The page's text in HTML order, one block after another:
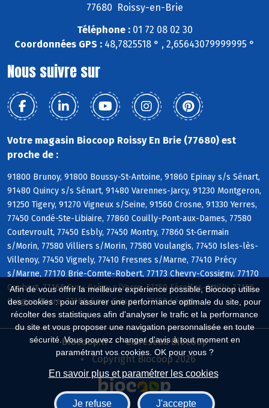
Afin de vous offrir la meilleure expérience possible, Biocoop utilise
des cookies : pour assurer une performance optimale du site, pour
récolter des statistiques afin d'analyser le trafic et la performance
du site et vous proposer une navigation personnalisée en toute
sécurité. Vous pouvez changer d'avis à tout moment en
paramétrant vos cookies. OK pour vous ?
En savoir plus et paramétrer les cookies
Je refuse J'accepte
77680 Roissy-en-Brie
Téléphone :01 72 08 02 30
Coordonnées GPS : 48,7825518 ° , 2,65643079999995 °
Nous suivre sur
Votre magasin Biocoop Roissy En Brie (77680) est
proche de :
91800 Brunoy, 91800 Boussy-St-Antoine, 91860 Epinay s/s Sénart,
91480 Quincy s/s Sénart, 91480 Varennes-Jarcy, 91230 Montgeron,
91250 Tigery, 91270 Vigneux s/Seine, 91560 Crosne, 91330 Yerres,
77450 Condé-Ste-Libiaire, 77860 Couilly-Pont-aux-Dames, 77580
Coutevroult, 77450 Esbly, 77450 Montry, 77860 St-Germain
s/Morin, 77580 Villiers s/Morin, 77580 Voulangis, 77450 Isles-lès-
Villenoy, 77450 Vignely, 77410 Fresnes s/Marne, 77410 Précy
s/Marne, 77170 Brie-Comte-Robert, 77173 Chevry-Cossigny, 77170
Coubert, 77166 Evry-Grégy s/Yerre, 77150 Férolles-Attilly, 77166
Grégy s/Yerre, 77166 Grisy-Suisnes, 77150 Lésigny
Biocoop.fr
Le réseau Biocoop
Copyright Biocoop 2026